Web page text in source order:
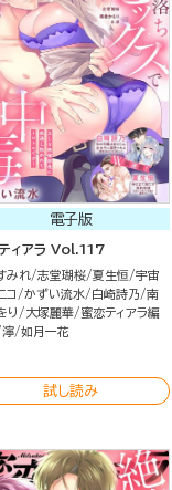
電子版
ィアラ Vol.117
みれ 志堂瑚桜 夏生恒
宇宙
コ
かずい流水 白崎詩乃
南
り
大塚麗華
蜜恋ティアラ編
濘 如月一花
試し読み